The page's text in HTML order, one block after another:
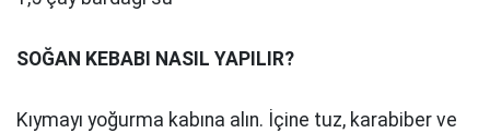
SOĞAN KEBABI NASIL YAPILIR?
Kıymayı yoğurma kabına alın. İçine tuz, karabiber ve